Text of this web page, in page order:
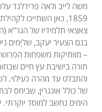
משה לייב ולאה פרידלנד
1859, כאן השתייכו
צאצאי תלמידיו של הגר”א
בנם הצעיר יעקב, שליָמים
– מוותיקות משפחות
תורה בישיבת עץ חיים
והתבלט עד מהרה כעילוי.
של כולל אונגרין, שביחס
הימים נחשב למוסד